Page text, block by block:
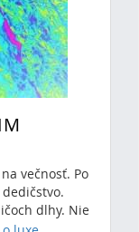
večnosť. Po
dlhy. Nie